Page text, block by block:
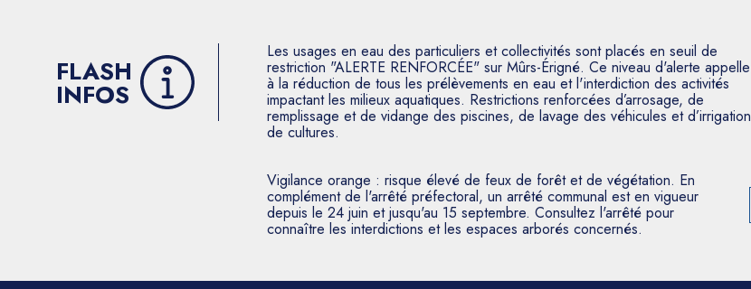
FLASH
INFOS
Les usages en eau des particuliers et collectivités sont placés en seuil de
restriction "ALERTE RENFORCÉE" sur Mûrs-Érigné. Ce niveau d'alerte appelle
à la réduction de tous les prélèvements en eau et l'interdiction des activités
impactant les milieux aquatiques. Restrictions renforcées d’arrosage, de
remplissage et de vidange des piscines, de lavage des véhicules et d’irrigation
de cultures.
Vigilance orange : risque élevé de feux de forêt et de végétation. En
complément de l'arrêté préfectoral, un arrêté communal est en vigueur
depuis le 24 juin et jusqu'au 15 septembre. Consultez l'arrêté pour
connaître les interdictions et les espaces arborés concernés.